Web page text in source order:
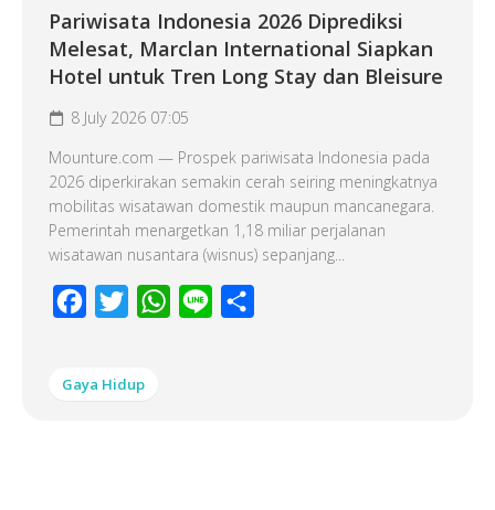
Pariwisata Indonesia 2026 Diprediksi
Melesat, Marclan International Siapkan
Hotel untuk Tren Long Stay dan Bleisure
8 July 2026 07:05
Mounture.com — Prospek pariwisata Indonesia pada
2026 diperkirakan semakin cerah seiring meningkatnya
mobilitas wisatawan domestik maupun mancanegara.
Pemerintah menargetkan 1,18 miliar perjalanan
wisatawan nusantara (wisnus) sepanjang...
Facebook
Twitter WhatsApp
Line
Gaya Hidup